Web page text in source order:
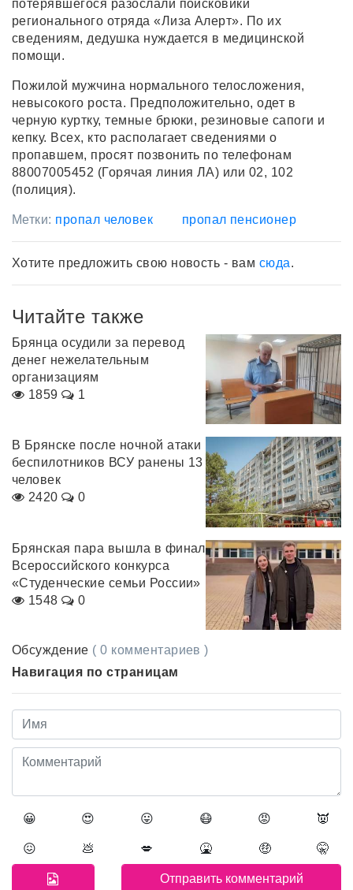
потерявшегося разослали поисковики
регионального отряда «Лиза Алерт». По их
сведениям, дедушка нуждается в медицинской
помощи.
Пожилой мужчина нормального телосложения,
невысокого роста. Предположительно, одет в
черную куртку, темные брюки, резиновые сапоги и
кепку. Всех, кто располагает сведениями о
пропавшем, просят позвонить по телефонам
88007005452 (Горячая линия ЛА) или 02, 102
(полиция).
Метки: пропал человек пропал пенсионер
Хотите предложить свою новость - вам сюда.
Читайте также
Брянца осудили за перевод
денег нежелательным
организациям
1859
1
В Брянске после ночной атаки
беспилотников ВСУ ранены 13
человек
2420
0
Брянская пара вышла в финал
Всероссийского конкурса
«Студенческие семьи России»
1548
0
Обсуждение ( 0 комментариев )
Навигация по страницам
😀 😍 😛 😷 😡 👿
😖 💩 💋 🤮 🤑 🤫